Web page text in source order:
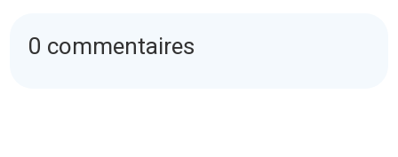
0 commentaires